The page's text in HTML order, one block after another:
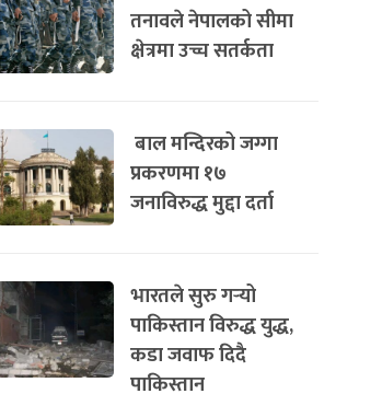
तनावले नेपालको सीमा
क्षेत्रमा उच्च सतर्कता
बाल मन्दिरको जग्गा
प्रकरणमा १७
जनाविरुद्ध मुद्दा दर्ता
भारतले सुरु गर्‍यो
पाकिस्तान विरुद्ध युद्ध,
कडा जवाफ दिदै
पाकिस्तान